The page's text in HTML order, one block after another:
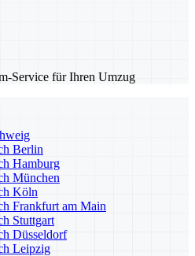
Service für Ihren Umzug
Berlin
Hamburg
München
Köln
Frankfurt am Main
Stuttgart
Düsseldorf
Leipzig